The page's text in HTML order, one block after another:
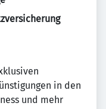
in den
und mehr